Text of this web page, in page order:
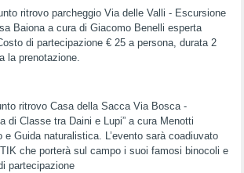
ritrovo parcheggio Via delle Valli - Escursione
Baiona a cura di Giacomo Benelli esperta
di partecipazione € 25 a persona, durata 2
la prenotazione.
ritrovo Casa della Sacca Via Bosca -
di Classe tra Daini e Lupi” a cura Menotti
e Guida naturalistica. L’evento sarà coadiuvato
che porterà sul campo i suoi famosi binocoli e
partecipazione